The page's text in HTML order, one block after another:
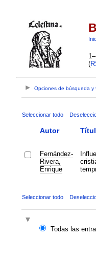
(
Opciones de búsqueda y
Seleccionar todo
Autor
Fernández-
Rivera,
Enrique
Seleccionar todo
Todas las